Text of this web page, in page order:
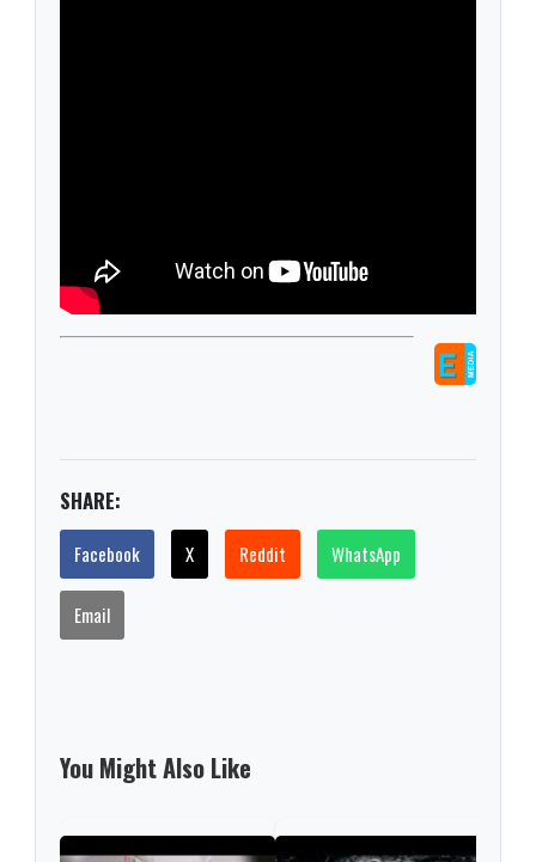
SHARE:
Facebook X Reddit WhatsApp
Email
You Might Also Like